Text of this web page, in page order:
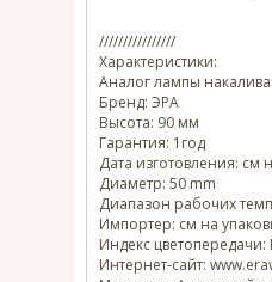
////////////////
Характеристики:
Аналог лампы
Бренд: ЭРА
Высота: 90 мм
Гарантия: 1год
Дата изготовления: см
Диаметр: 50 mm
Диапазон рабочих
Импортер: см на
Индекс цветопередачи:
Интернет-сайт: